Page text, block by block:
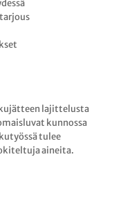
lajittelusta
kunnossa
tulee
aineita.